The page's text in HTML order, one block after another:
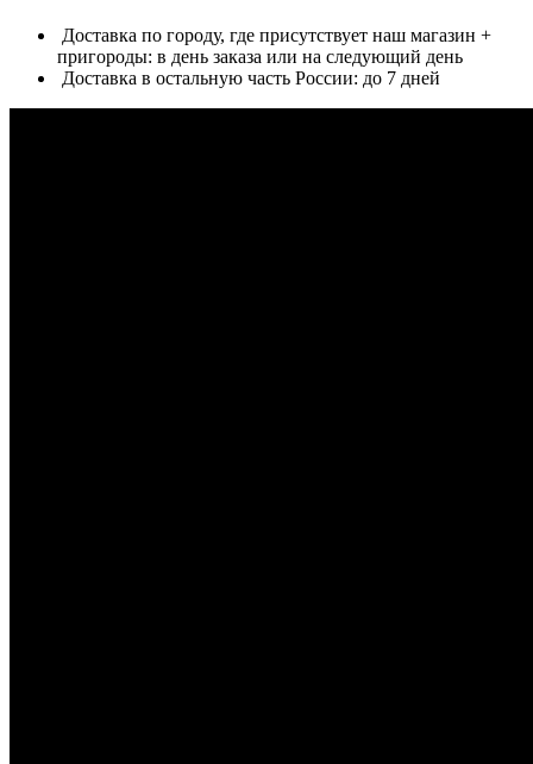
Доставка по городу, где присутствует наш магазин +
пригороды: в день заказа или на следующий день
Доставка в остальную часть России: до 7 дней